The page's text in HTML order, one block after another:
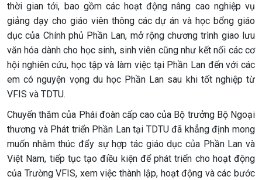
thời gian tới, bao gồm các hoạt động nâng cao nghiệp vụ
giảng dạy cho giáo viên thông các dự án và học bổng giáo
dục của Chính phủ Phần Lan, mở rộng chương trình giao lưu
văn hóa dành cho học sinh, sinh viên cũng như kết nối các cơ
hội nghiên cứu, học tập và làm việc tại Phần Lan đến với các
em có nguyện vọng du học Phần Lan sau khi tốt nghiệp từ
VFIS và TDTU.
Chuyến thăm của Phái đoàn cấp cao của Bộ trưởng Bộ Ngoại
thương và Phát triển Phần Lan tại TDTU đã khẳng định mong
muốn nhằm thúc đẩy sự hợp tác giáo dục của Phần Lan và
Việt Nam, tiếp tục tạo điều kiện để phát triển cho hoạt động
của Trường VFIS, xem việc thành lập, hoạt động và các bước